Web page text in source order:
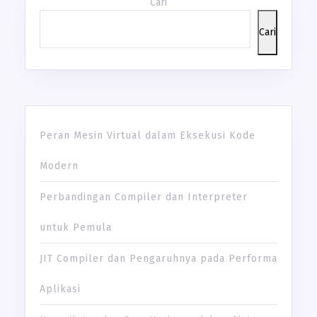
Cari
Peran Mesin Virtual dalam Eksekusi Kode
Modern
Perbandingan Compiler dan Interpreter
untuk Pemula
JIT Compiler dan Pengaruhnya pada Performa
Aplikasi